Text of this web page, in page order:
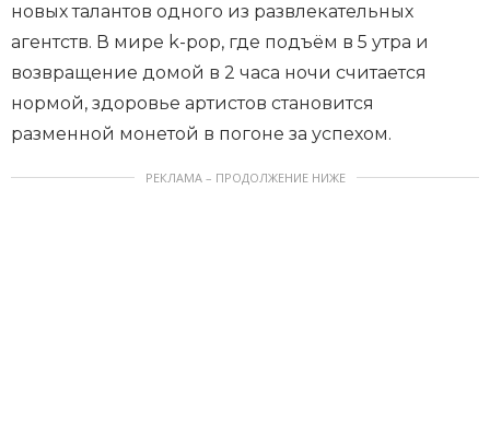
новых талантов одного из развлекательных
агентств. В мире k-pop, где подъём в 5 утра и
возвращение домой в 2 часа ночи считается
нормой, здоровье артистов становится
разменной монетой в погоне за успехом.
РЕКЛАМА – ПРОДОЛЖЕНИЕ НИЖЕ